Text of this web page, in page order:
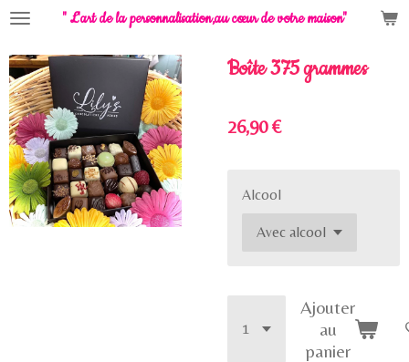
Passer
contenu
principal
" L'art de la personnalisation,au cœur de votre maison"
Boîte 375 grammes
26,90 €
Alcool
Ajouter
au
panier